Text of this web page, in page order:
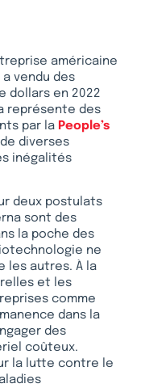
américaine
vendu des
dollars en 2022
représente des
par la People’s
diverses
inégalités
deux postulats
sont des
la poche des
ne
les autres. À la
et les
comme
dans la
des
coûteux.
la lutte contre le